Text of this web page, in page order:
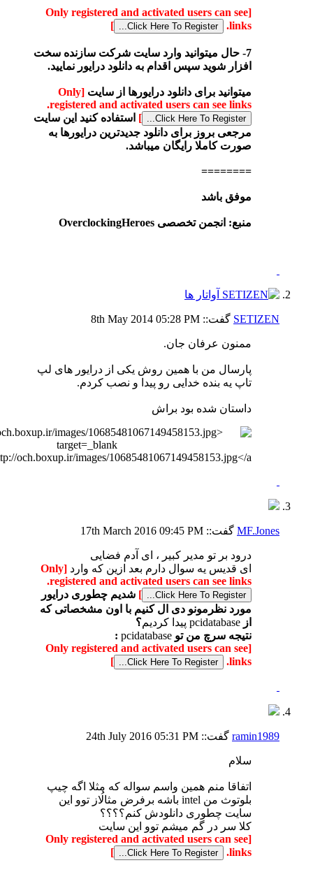
[Only registered and activated users can see
links.
]
7- حال میتوانید وارد سایت شرکت سازنده سخت
افزار شوید سپس اقدام به دانلود درایور نمایید.
میتوانید برای دانلود درایورها از سایت [Only
registered and activated users can see links.
] استفاده کنید این سایت
مرجعی بروز برای دانلود جدیدترین درایورها به
صورت کاملا رایگان میباشد.
========
موفق باشد
منبع: انجمن تخصصی OverclockingHeroes
SETIZEN گفت:: 8th May 2014 05:28 PM
ممنون عرفان جان.
پارسال من با همین روش یکی از درایور های لپ
تاپ یه بنده خدایی رو پیدا و نصب کردم.
داستان شده بود براش
MF.Jones گفت:: 17th March 2016 09:45 PM
درود بر تو مدیر کبیر ، ای آدم فضایی
ای قدیس یه سوال دارم بعد ازین که وارد [Only
registered and activated users can see links.
] شدیم چطوری درایور
مورد نظرمونو دی ال کنیم با اون مشخصاتی که
از pcidatabase پیدا کردیم
؟
نتیجه سرچ من تو pcidatabase
:
[Only registered and activated users can see
links.
]
ramin1989 گفت:: 24th July 2016 05:31 PM
سلام
اتفاقا منم همین واسم سواله که مثلا اگه چیپ
بلوتوث من intel باشه برفرض مثالُاز توو این
سایت چطوری دانلودش کنم؟؟؟؟
کلا سر در گم میشم توو این سایت
[Only registered and activated users can see
links.
]